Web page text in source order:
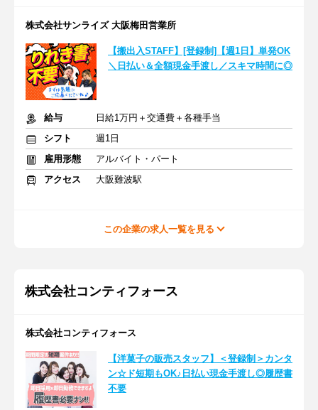
株式会社サンライズ 大阪梅田営業所
【搬出入STAFF】[登録制]【週1日】単発OK
＼日払い＆全額現金手渡し／スキマ時間に◎
給与
日給1万円＋交通費＋各種手当
シフト
週1日
雇用形態
アルバイト・パート
アクセス
大阪難波駅
この企業の求人一覧を見る
株式会社コンティフォース
株式会社コンティフォース
【洋菓子の販売スタッフ】＜登録制＞カンタ
ン☆ド短期もOK♪日払い現金手渡し◎履歴書
不要